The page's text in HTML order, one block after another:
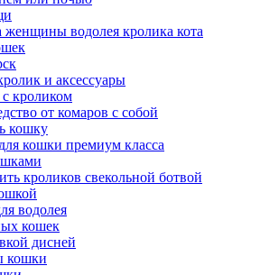
женщины водолея кролика кота
и аксессуары
кроликом
от комаров с собой
кошку
кошки премиум класса
кроликов свекольной ботвой
водолея
кошек
дисней
кошки